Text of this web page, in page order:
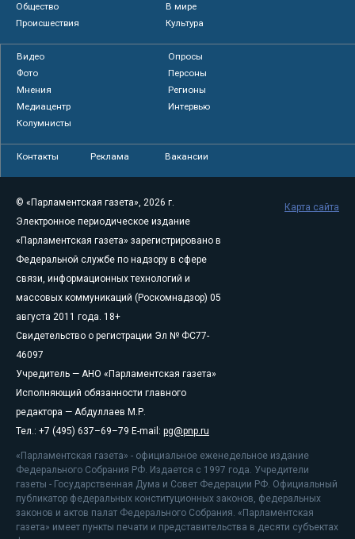
Общество
В мире
Происшествия
Культура
Видео
Опросы
Фото
Персоны
Мнения
Регионы
Медиацентр
Интервью
Колумнисты
Контакты Реклама Вакансии
© «Парламентская газета», 2026 г.
Электронное периодическое издание
«Парламентская газета» зарегистрировано в
Федеральной службе по надзору в сфере
связи, информационных технологий и
массовых коммуникаций (Роскомнадзор) 05
августа 2011 года. 18+
Свидетельство о регистрации Эл № ФС77-
46097
Учредитель — АНО «Парламентская газета»
Исполняющий обязанности главного
редактора — Абдуллаев М.Р.
Тел.: +7 (495) 637–69–79 E-mail: pg@pnp.ru
«Парламентская газета» - официальное еженедельное издание
Федерального Собрания РФ. Издается с 1997 года. Учредители
газеты - Государственная Дума и Совет Федерации РФ. Официальный
публикатор федеральных конституционных законов, федеральных
законов и актов палат Федерального Собрания. «Парламентская
газета» имеет пункты печати и представительства в десяти субъектах
Карта сайта